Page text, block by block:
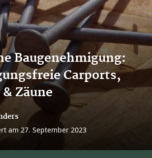
Baugenehmigung:
Carports,
Zäune
am 27. September 2023